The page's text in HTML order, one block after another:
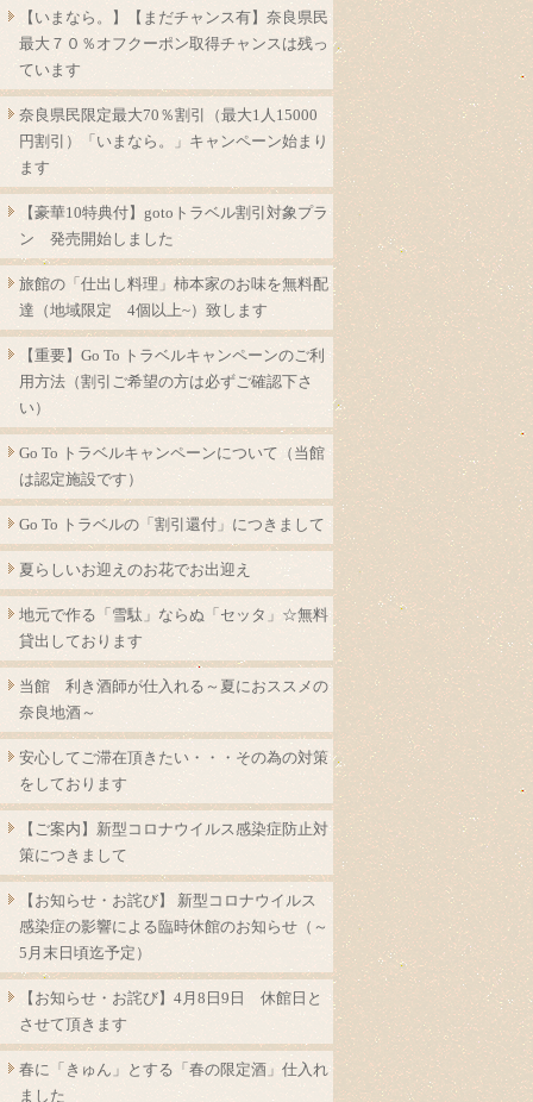
【いまなら。】【まだチャンス有】奈良県民
最大７０％オフクーポン取得チャンスは残っ
ています
奈良県民限定最大70％割引（最大1人15000
円割引）「いまなら。」キャンペーン始まり
ます
【豪華10特典付】gotoトラベル割引対象プラ
ン 発売開始しました
旅館の「仕出し料理」柿本家のお味を無料配
達（地域限定 4個以上~）致します
【重要】Go To トラベルキャンペーンのご利
用方法（割引ご希望の方は必ずご確認下さ
い）
Go To トラベルキャンペーンについて（当館
は認定施設です）
Go To トラベルの「割引還付」につきまして
夏らしいお迎えのお花でお出迎え
地元で作る「雪駄」ならぬ「セッタ」☆無料
貸出しております
当館 利き酒師が仕入れる～夏におススメの
奈良地酒～
安心してご滞在頂きたい・・・その為の対策
をしております
【ご案内】新型コロナウイルス感染症防止対
策につきまして
【お知らせ・お詫び】 新型コロナウイルス
感染症の影響による臨時休館のお知らせ（～
5月末日頃迄予定）
【お知らせ・お詫び】4月8日9日 休館日と
させて頂きます
春に「きゅん」とする「春の限定酒」仕入れ
ました